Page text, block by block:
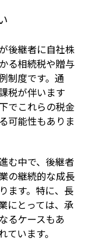
後継者に自社株
る相続税や贈与
制度です。通
税が伴います
でこれらの税金
可能性もありま
む中で、後継者
の継続的な成長
ます。特に、長
にとっては、承
るケースもあ
います。